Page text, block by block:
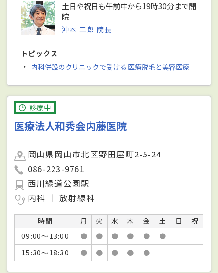
土日や祝日も午前中から19時30分まで開
院
沖本 二郎 院長
トピックス
・ 内科併設のクリニックで受ける 医療脱毛と美容医療
診療中
医療法人和秀会内藤医院
岡山県岡山市北区野田屋町2-5-24
086-223-9761
西川緑道公園駅
内科
放射線科
時間 月 火 水 木 金 土 日
祝
09:00～13:00
● ● ● ● ● ● －
－
15:30～18:30
● ● ● ● ● － － －